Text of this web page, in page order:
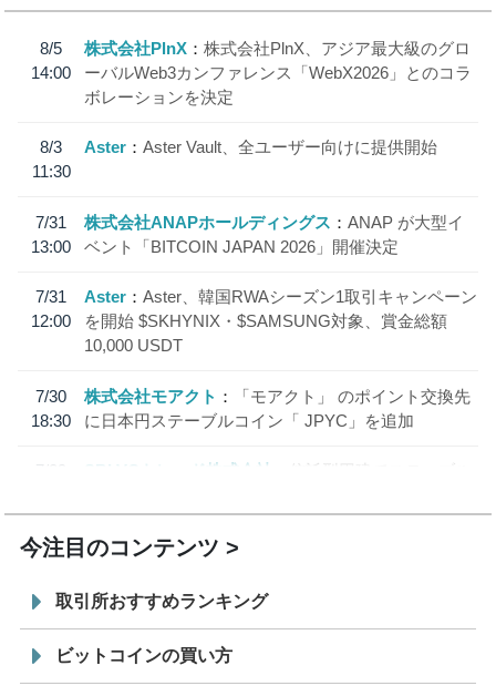
8/5
14:00
株式会社PlnX
株式会社PlnX、アジア最大級のグロ
ーバルWeb3カンファレンス「WebX2026」とのコラ
ボレーションを決定
8/3
11:30
Aster Aster Vault、全ユーザー向けに提供開始
7/31
13:00
株式会社ANAPホールディングス
ANAP が大型イ
ベント「BITCOIN JAPAN 2026」開催決定
7/31
12:00
Aster
Aster、韓国RWAシーズン1取引キャンペーン
を開始 $SKHYNIX・$SAMSUNG対象、賞金総額
10,000 USDT
7/30
18:30
株式会社モアクト
「モアクト」 のポイント交換先
に日本円ステーブルコイン「 JPYC」を追加
7/29
SBI VCトレード株式会社
信託型円建てステーブル
今注目のコンテンツ
取引所おすすめランキング
ビットコインの買い方